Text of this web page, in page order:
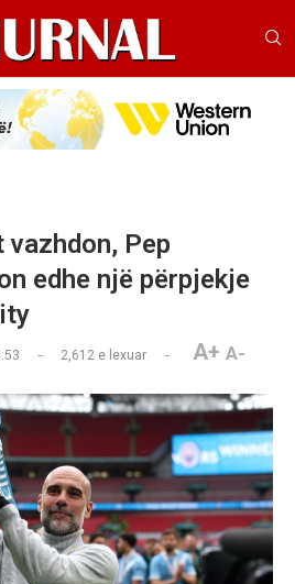
Pep
edhe një përpjekje
2,612 e lexuar A+ A-